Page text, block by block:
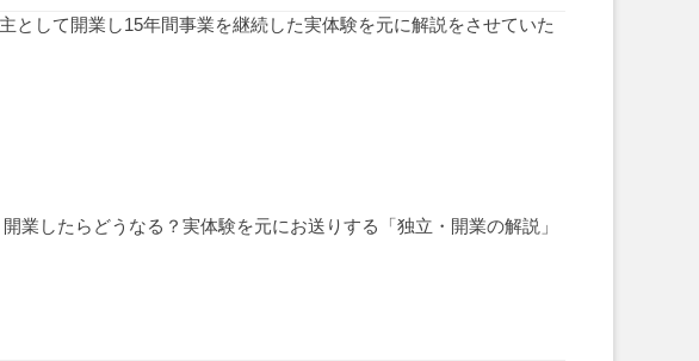
して開業し15年間事業を継続した実体験を元に解説をさせていた
したらどうなる？実体験を元にお送りする「独立・開業の解説」